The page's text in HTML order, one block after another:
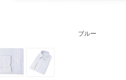
ブルー